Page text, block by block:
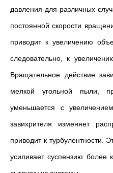
давления для различных
постоянной скорости
приводит к увеличению
следовательно, к
Вращательное действие
мелкой угольной пыли,
уменьшается с
завихрителя изменяет
приводит к турбулентности.
усиливает суспензию более